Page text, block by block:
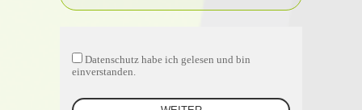
Datenschutz habe ich gelesen und bin
einverstanden.